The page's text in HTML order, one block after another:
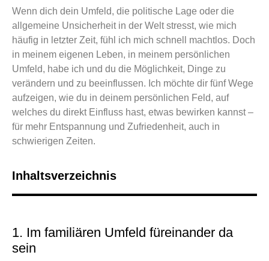
Wenn dich dein Umfeld, die politische Lage oder die
allgemeine Unsicherheit in der Welt stresst, wie mich
häufig in letzter Zeit, fühl ich mich schnell machtlos. Doch
in meinem eigenen Leben, in meinem persönlichen
Umfeld, habe ich und du die Möglichkeit, Dinge zu
verändern und zu beeinflussen. Ich möchte dir fünf Wege
aufzeigen, wie du in deinem persönlichen Feld, auf
welches du direkt Einfluss hast, etwas bewirken kannst –
für mehr Entspannung und Zufriedenheit, auch in
schwierigen Zeiten.
Inhaltsverzeichnis
1. Im familiären Umfeld füreinander da
sein